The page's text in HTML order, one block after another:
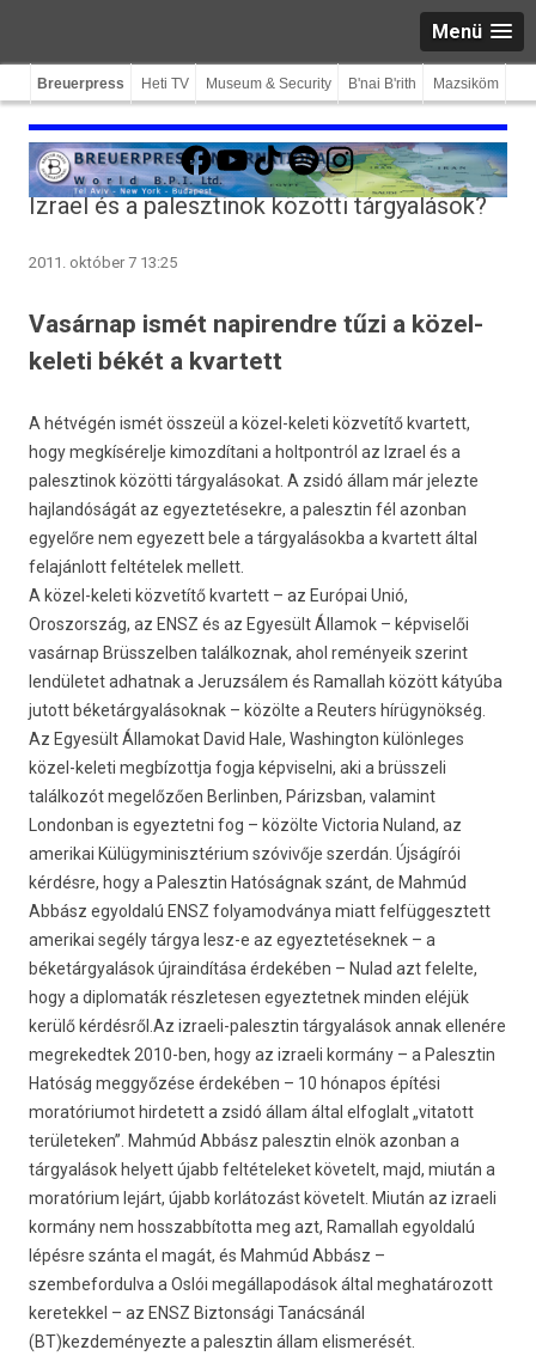
Menü
Breuerpress Heti TV Museum & Security B'nai B'rith Mazsiköm
Facebook
YouTube
TikTokSpotifyInstagram
Izrael és a palesztinok közötti tárgyalások?
2011. október 7 13:25
Vasárnap ismét napirendre tűzi a közel-
keleti békét a kvartett
A hétvégén ismét összeül a közel-keleti közvetítő kvartett,
hogy megkísérelje kimozdítani a holtpontról az Izrael és a
palesztinok közötti tárgyalásokat. A zsidó állam már jelezte
hajlandóságát az egyeztetésekre, a palesztin fél azonban
egyelőre nem egyezett bele a tárgyalásokba a kvartett által
felajánlott feltételek mellett.
A közel-keleti közvetítő kvartett – az Európai Unió,
Oroszország, az ENSZ és az Egyesült Államok – képviselői
vasárnap Brüsszelben találkoznak, ahol reményeik szerint
lendületet adhatnak a Jeruzsálem és Ramallah között kátyúba
jutott béketárgyalásoknak – közölte a Reuters hírügynökség.
Az Egyesült Államokat David Hale, Washington különleges
közel-keleti megbízottja fogja képviselni, aki a brüsszeli
találkozót megelőzően Berlinben, Párizsban, valamint
Londonban is egyeztetni fog – közölte Victoria Nuland, az
amerikai Külügyminisztérium szóvivője szerdán. Újságírói
kérdésre, hogy a Palesztin Hatóságnak szánt, de Mahmúd
Abbász egyoldalú ENSZ folyamodványa miatt felfüggesztett
amerikai segély tárgya lesz-e az egyeztetéseknek – a
béketárgyalások újraindítása érdekében – Nulad azt felelte,
hogy a diplomaták részletesen egyeztetnek minden eléjük
kerülő kérdésről.Az izraeli-palesztin tárgyalások annak ellenére
megrekedtek 2010-ben, hogy az izraeli kormány – a Palesztin
Hatóság meggyőzése érdekében – 10 hónapos építési
moratóriumot hirdetett a zsidó állam által elfoglalt „vitatott
területeken”. Mahmúd Abbász palesztin elnök azonban a
tárgyalások helyett újabb feltételeket követelt, majd, miután a
moratórium lejárt, újabb korlátozást követelt. Miután az izraeli
kormány nem hosszabbította meg azt, Ramallah egyoldalú
lépésre szánta el magát, és Mahmúd Abbász –
szembefordulva a Oslói megállapodások által meghatározott
keretekkel – az ENSZ Biztonsági Tanácsánál
(BT)kezdeményezte a palesztin állam elismerését.